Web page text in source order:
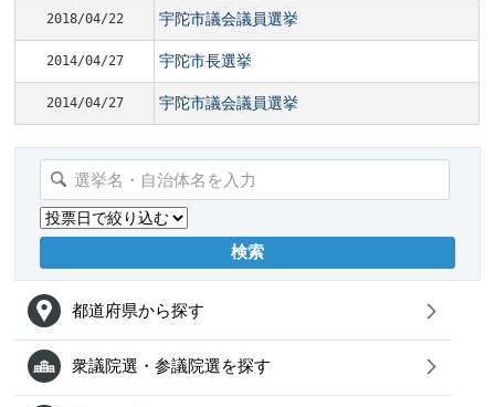
2018/04/22 宇陀市議会議員選挙
2014/04/27 宇陀市長選挙
2014/04/27 宇陀市議会議員選挙
都道府県から探す
衆議院選・参議院選を探す